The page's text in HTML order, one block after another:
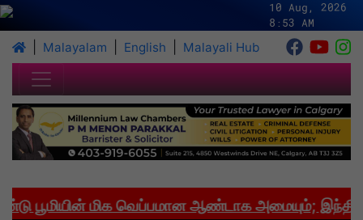
10 Aug, 2026
8:53 AM
Malayalam English Malayali Hub
மிக வெப்பமான ஆண்டாக அமையும்;